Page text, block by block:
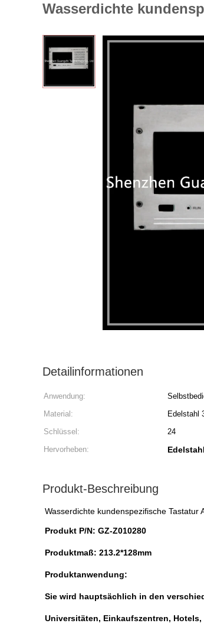
Wasserdichte
Detailinformationen
Anwendung:
Material:
Edelstahl
Schlüssel:
24
Hervorheben:
Produkt-Beschreibung
Wasserdichte kundenspezifische
Produkt P/N: GZ-Z010280
Produktmaß: 213.2*128mm
Produktanwendung:
Sie wird hauptsächlich in den
Universitäten, Einkaufszentren,